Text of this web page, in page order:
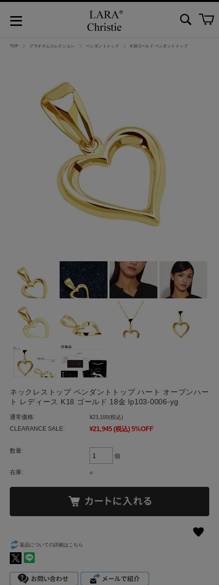
TOP プラチナムコレクション ペンダントトップ K18ゴールド ペンダントトップ
ネックレストップ ペンダントトップ ハート オープンハー
ト レディース K18 ゴールド 18金 lp103-0006-yg
通常価格: ¥23,100(税込)
CLEARANCE SALE: ¥21,945 (税込) 5%OFF
数量:
個
在庫: ○
返品についての詳細はこちら